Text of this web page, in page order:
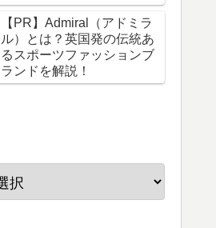
トできるポータブルレーザ
ー機を徹底解説！
【PR】Admiral（アドミラ
ル）とは？英国発の伝統あ
るスポーツファッションブ
ランドを解説！